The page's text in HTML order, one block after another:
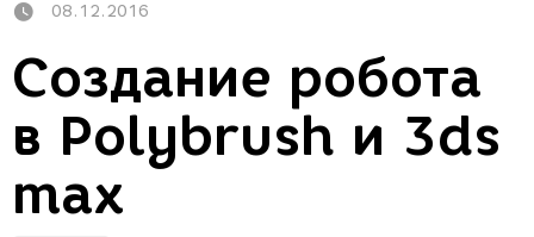
08.12.2016
Создание робота
в Polybrush и 3ds
max